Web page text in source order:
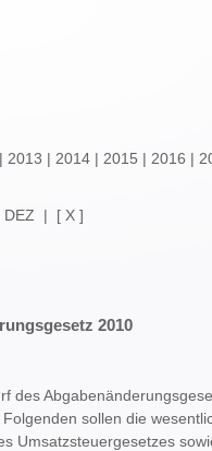
| 2013 | 2014 | 2015 | 2016 |
DEZ | [ X ]
2010
des
sollen die
Umsatzsteuergesetzes